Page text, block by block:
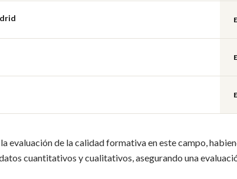
evaluación de la calidad formativa en este campo,
cuantitativos y cualitativos, asegurando una